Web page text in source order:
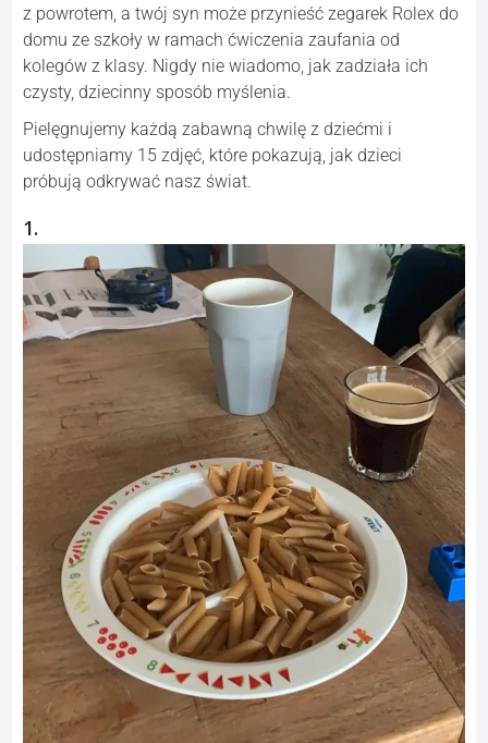
z powrotem, a twój syn może przynieść zegarek Rolex do
domu ze szkoły w ramach ćwiczenia zaufania od
kolegów z klasy. Nigdy nie wiadomo, jak zadziała ich
czysty, dziecinny sposób myślenia.
Pielęgnujemy każdą zabawną chwilę z dziećmi i
udostępniamy 15 zdjęć, które pokazują, jak dzieci
próbują odkrywać nasz świat.
1.